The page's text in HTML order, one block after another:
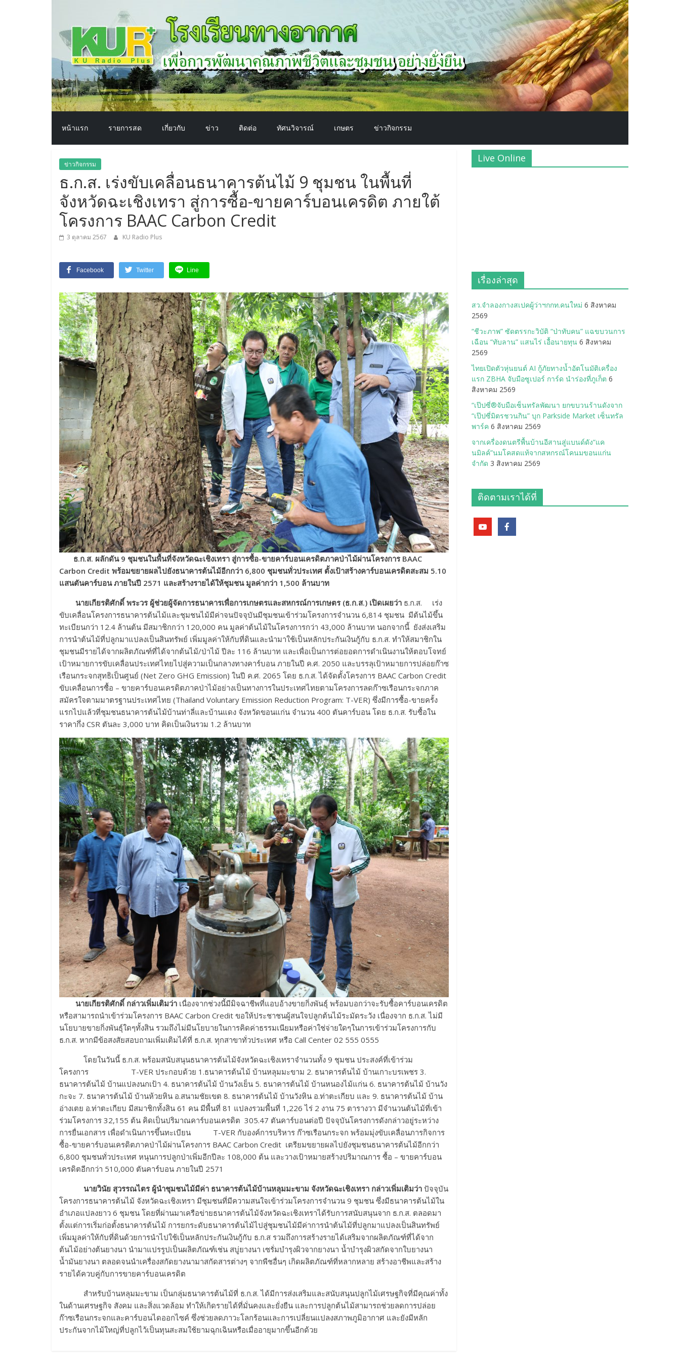
โรงเรียน
ทาง
อากาศ​
เพื่อ
พัฒนา
คุณภาพ
ชีวิต
หน้าแรก รายการสด เกี่ยวกับ ข่าว ติดต่อ ทัศนวิจารณ์ เกษตร ข่าวกิจกรรม
ข่าวกิจกรรม
ธ.ก.ส. เร่งขับเคลื่อนธนาคารต้นไม้ 9 ชุมชน ในพื้นที่
จังหวัดฉะเชิงเทรา สู่การซื้อ-ขายคาร์บอนเครดิต ภายใต้
โครงการ BAAC Carbon Credit
3 ตุลาคม 2567 KU Radio Plus
Facebook Twitter Line
ธ.ก.ส. ผลักดัน 9 ชุมชนในพื้นที่จังหวัดฉะเชิงเทรา สู่การซื้อ-ขายคาร์บอนเครดิตภาคป่าไม้ผ่านโครงการ BAAC
Carbon Credit พร้อมขยายผลไปยังธนาคารต้นไม้อีกกว่า 6,800 ชุมชนทั่วประเทศ ตั้งเป้าสร้างคาร์บอนเครดิตสะสม 5.10
แสนตันคาร์บอน ภายในปี 2571 และสร้างรายได้ให้ชุมชน มูลค่ากว่า 1,500 ล้านบาท
นายเกียรติศักดิ์ พระวร ผู้ช่วยผู้จัดการธนาคารเพื่อการเกษตรและสหกรณ์การเกษตร (ธ.ก.ส.) เปิดเผยว่า ธ.ก.ส. เร่ง
ขับเคลื่อนโครงการธนาคารต้นไม้และชุมชนไม้มีค่าจนปัจจุบันมีชุมชนเข้าร่วมโครงการจำนวน 6,814 ชุมชน มีต้นไม้ขึ้น
ทะเบียนกว่า 12.4 ล้านต้น มีสมาชิกกว่า 120,000 คน มูลค่าต้นไม้ในโครงการกว่า 43,000 ล้านบาท นอกจากนี้ ยังส่งเสริม
การนำต้นไม้ที่ปลูกมาแปลงเป็นสินทรัพย์ เพิ่มมูลค่าให้กับที่ดินและนำมาใช้เป็นหลักประกันเงินกู้กับ ธ.ก.ส. ทำให้สมาชิกใน
ชุมชนมีรายได้จากผลิตภัณฑ์ที่ได้จากต้นไม้/ป่าไม้ ปีละ 116 ล้านบาท และเพื่อเป็นการต่อยอดการดำเนินงานให้ตอบโจทย์
เป้าหมายการขับเคลื่อนประเทศไทยไปสู่ความเป็นกลางทางคาร์บอน ภายในปี ค.ศ. 2050 และบรรลุเป้าหมายการปล่อยก๊าซ
เรือนกระจกสุทธิเป็นศูนย์ (Net Zero GHG Emission) ในปี ค.ศ. 2065 โดย ธ.ก.ส. ได้จัดตั้งโครงการ BAAC Carbon Credit
ขับเคลื่อนการซื้อ – ขายคาร์บอนเครดิตภาคป่าไม้อย่างเป็นทางการในประเทศไทยตามโครงการลดก๊าซเรือนกระจกภาค
สมัครใจตามมาตรฐานประเทศไทย (Thailand Voluntary Emission Reduction Program: T-VER) ซึ่งมีการซื้อ-ขายครั้ง
แรกไปแล้วที่ชุมชนธนาคารต้นไม้บ้านท่าลี่และบ้านแดง จังหวัดขอนแก่น จำนวน 400 ตันคาร์บอน โดย ธ.ก.ส. รับซื้อใน
ราคากึ่ง CSR ตันละ 3,000 บาท คิดเป็นเงินรวม 1.2 ล้านบาท
นายเกียรติศักดิ์ กล่าวเพิ่มเติมว่า เนื่องจากช่วงนี้มีมิจฉาชีพที่แอบอ้างขายกิ่งพันธุ์ พร้อมบอกว่าจะรับซื้อคาร์บอนเครดิต
หรือสามารถนำเข้าร่วมโครงการ BAAC Carbon Credit ขอให้ประชาชนผู้สนใจปลูกต้นไม้ระมัดระวัง เนื่องจาก ธ.ก.ส. ไม่มี
นโยบายขายกิ่งพันธุ์ใดๆทั้งสิน รวมถึงไม่มีนโยบายในการคิดค่าธรรมเนียมหรือค่าใช่จ่ายใดๆในการเข้าร่วมโครงการกับ
ธ.ก.ส. หากมีข้อสงสัยสอบถามเพิ่มเติมได้ที่ ธ.ก.ส. ทุกสาขาทั่วประเทศ หรือ Call Center 02 555 0555
โดยในวันนี้ ธ.ก.ส. พร้อมสนับสนุนธนาคารต้นไม้จังหวัดฉะเชิงเทราจำนวนทั้ง 9 ชุมชน ประสงค์ที่เข้าร่วม
โครงการ T-VER ประกอบด้วย 1.ธนาคารต้นไม้ บ้านหลุมมะขาม 2. ธนาคารต้นไม้ บ้านเกาะบรเพชร 3.
ธนาคารต้นไม้ บ้านแปลงนกเป้า 4. ธนาคารต้นไม้ บ้านวังเย็น 5. ธนาคารต้นไม้ บ้านหนองไม้แก่น 6. ธนาคารต้นไม้ บ้านวัง
กะจะ 7. ธนาคารต้นไม้ บ้านห้วยหิน อ.สนามชัยเขต 8. ธนาคารต้นไม้ บ้านวังหิน อ.ท่าตะเกียบ และ 9. ธนาคารต้นไม้ บ้าน
อ่างเตย อ.ท่าตะเกียบ มีสมาชิกทั้งสิน 61 คน มีพื้นที่ 81 แปลงรวมพื้นที่ 1,226 ไร่ 2 งาน 75 ตารางวา มีจำนวนต้นไม้ที่เข้า
ร่วมโครงการ 32,155 ต้น คิดเป็นปริมาณคาร์บอนเครดิต 305.47 ตันคาร์บอนต่อปี ปัจจุบันโครงการดังกล่าวอยู่ระหว่าง
การยื่นเอกสาร เพื่อดำเนินการขึ้นทะเบียน T-VER กับองค์การบริหาร ก๊าซเรือนกระจก พร้อมมุ่งขับเคลื่อนภารกิจการ
ซื้อ-ขายคาร์บอนเครดิตภาคป่าไม้ผ่านโครงการ BAAC Carbon Credit เตรียมขยายผลไปยังชุมชนธนาคารต้นไม้อีกกว่า
6,800 ชุมชนทั่วประเทศ หนุนการปลูกป่าเพิ่มอีกปีละ 108,000 ต้น และวางเป้าหมายสร้างปริมาณการ ซื้อ – ขายคาร์บอน
เครดิตอีกกว่า 510,000 ตันคาร์บอน ภายในปี 2571
นายวินัย สุวรรณไตร ผู้นำชุมชนไม้มีค่า ธนาคารต้นไม้บ้านหลุมมะขาม จังหวัดฉะเชิงเทรา กล่าวเพิ่มเติมว่า ปัจจุบัน
โครงการธนาคารต้นไม้ จังหวัดฉะเชิงเทรา มีชุมชนที่มีความสนใจเข้าร่วมโครงการจำนวน 9 ชุมชน ซึ่งมีธนาคารต้นไม้ใน
อำเภอแปลงยาว 6 ชุมชน โดยที่ผ่านมาเครือข่ายธนาคารต้นไม้จังหวัดฉะเชิงเทราได้รับการสนับสนุนจาก ธ.ก.ส. ตลอดมา
ตั้งแต่การเริ่มก่อตั้งธนาคารต้นไม้ การยกระดับธนาคารต้นไม้ไปสู่ชุมชนไม้มีค่าการนำต้นไม้ที่ปลูกมาแปลงเป็นสินทรัพย์
เพิ่มมูลค่าให้กับที่ดินด้วยการนำไปใช้เป็นหลักประกันเงินกู้กับ ธ.ก.ส รวมถึงการสร้างรายได้เสริมจากผลิตภัณฑ์ที่ได้จาก
ต้นไม้อย่างต้นยางนา นำมาแปรรูปเป็นผลิตภัณฑ์เช่น สบู่ยางนา เซรั่มบำรุงผิวจากยางนา น้ำบำรุงผิวสกัดจากใบยางนา
น้ำมันยางนา ตลอดจนนำเครื่องสกัดยางนามาสกัดสารต่างๆ จากพืชอื่นๆ เกิดผลิตภัณฑ์ที่หลากหลาย สร้างอาชีพและสร้าง
รายได้ควบคู่กับการขายคาร์บอนเครดิต
สำหรับบ้านหลุมมะขาม เป็นกลุ่มธนาคารต้นไม้ที่ ธ.ก.ส. ได้มีการส่งเสริมและสนับสนุนปลูกไม้เศรษฐกิจที่มีคุณค่าทั้ง
ในด้านเศรษฐกิจ สังคม และสิ่งแวดล้อม ทำให้เกิดรายได้ที่มั่นคงและยั่งยืน และการปลูกต้นไม้สามารถช่วยลดการปล่อย
ก๊าซเรือนกระจกและคาร์บอนไดออกไซค์ ซึ่งช่วยลดภาวะโลกร้อนและการเปลี่ยนแปลงสภาพภูมิอากาศ และยังมีหลัก
ประกันจากไม้ใหญ่ที่ปลูกไว้เป็นทุนสะสมใช้ยามฉุกเฉินหรือเมื่ออายุมากขึ้นอีกด้วย
Live Online
เรื่องล่าสุด
สว.จำลองกางสเปคผู้ว่าฯกกท.คนใหม่ 6 สิงหาคม
2569
“ชีวะภาพ” ซัดตรรกะวิบัติ “ป่าทับคน” แฉขบวนการ
เฉือน “ทับลาน” แสนไร่ เอื้อนายทุน 6 สิงหาคม
2569
ไทยเปิดตัวหุ่นยนต์ AI กู้ภัยทางน้ำอัตโนมัติเครื่อง
แรก ZBHA จับมือซูเปอร์ การ์ด นำร่องที่ภูเก็ต 6
สิงหาคม 2569
“เป๊ปซี่®จับมือเซ็นทรัลพัฒนา ยกขบวนร้านดังจาก
“เป๊ปซี่มิตรชวนกิน” บุก Parkside Market เซ็นทรัล
พาร์ค 6 สิงหาคม 2569
จากเครื่องดนตรีพื้นบ้านอีสานสู่แบนด์ดัง“แค
นมิลค์”นมโคสดแท้จากสหกรณ์โคนมขอนแก่น
จำกัด 3 สิงหาคม 2569
ติดตามเราได้ที่